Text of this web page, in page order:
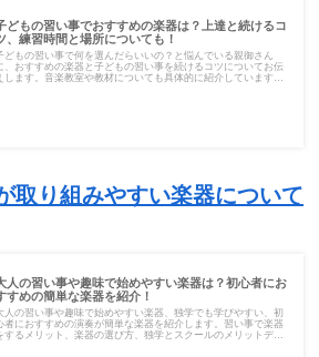
どもの習い事でおすすめの楽器は？上達と続けるコ
、練習時間と場所についても！
どもの習い事で何を選んだらいいの？と悩んでいる親御さん
、おすすめの楽器と子どもの習い事を続けるコツについてお伝
します。音楽教室や教材についても具体的に紹介しています。
取り組みやすい楽器について
人の習い事や趣味で始めやすい楽器は？初心者にお
すめの簡単な楽器を紹介！
人の習い事や趣味で始めやすい楽器、独学でも学びやすい、初
者におすすめの演奏が簡単な楽器を紹介します。習い事で楽器
するメリット、楽器の選び方、独学とスクールのメリットデメ